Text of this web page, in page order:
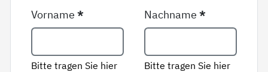
Vorname*
Bitte tragen Sie hier
Nachname*
Bitte tragen Sie hier